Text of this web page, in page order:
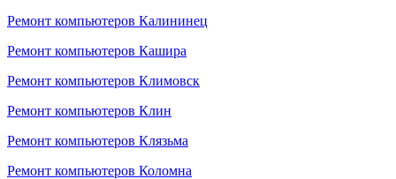
Ремонт компьютеров Калининец
Ремонт компьютеров Кашира
Ремонт компьютеров Климовск
Ремонт компьютеров Клин
Ремонт компьютеров Клязьма
Ремонт компьютеров Коломна